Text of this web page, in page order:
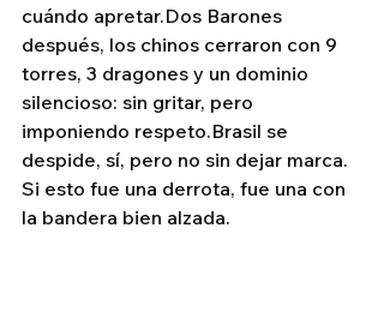
cuándo apretar.Dos Barones
después, los chinos cerraron con 9
torres, 3 dragones y un dominio
silencioso: sin gritar, pero
imponiendo respeto.Brasil se
despide, sí, pero no sin dejar marca.
Si esto fue una derrota, fue una con
la bandera bien alzada.